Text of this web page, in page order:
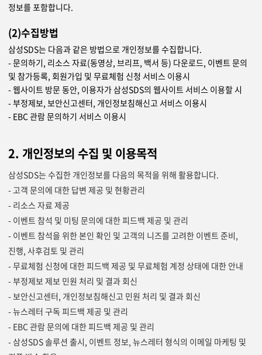
정보를 포함합니다.
(2)수집방법
삼성SDS는 다음과 같은 방법으로 개인정보를 수집합니다.
- 문의하기, 리소스 자료(동영상, 브리프, 백서 등) 다운로드, 이벤트 문의
및 참가등록, 회원가입 및 무료체험 신청 서비스 이용시
- 웹사이트 방문 동안, 이용자가 삼성SDS의 웹사이트 서비스 이용할 시
- 부정제보, 보안신고센터, 개인정보침해신고 서비스 이용시
- EBC 관람 문의하기 서비스 이용시
2. 개인정보의 수집 및 이용목적
삼성SDS는 수집한 개인정보를 다음의 목적을 위해 활용합니다.
- 고객 문의에 대한 답변 제공 및 현황관리
- 리소스 자료 제공
- 이벤트 참석 및 미팅 문의에 대한 피드백 제공 및 관리
- 이벤트 참석을 위한 본인 확인 및 고객의 니즈를 고려한 이벤트 준비,
진행, 사후검토 및 관리
- 무료체험 신청에 대한 피드백 제공 및 무료체험 계정 상태에 대한 안내
- 부정제보 제보 민원 처리 및 결과 회신
- 보안신고센터, 개인정보침해신고 민원 처리 및 결과 회신
- 뉴스레터 구독 피드백 제공 및 관리
- EBC 관람 문의에 대한 피드백 제공 및 관리
- 삼성SDS 솔루션 출시, 이벤트 정보, 뉴스레터 형식의 이메일 마케팅 및